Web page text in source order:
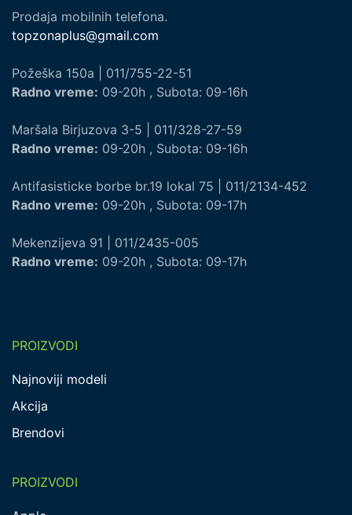
Prodaja mobilnih telefona.
topzonaplus@gmail.com
Požeška 150a | 011/755-22-51
Radno vreme: 09-20h , Subota: 09-16h
Maršala Birjuzova 3-5 | 011/328-27-59
Radno vreme: 09-20h , Subota: 09-16h
Antifasisticke borbe br.19 lokal 75 | 011/2134-452
Radno vreme: 09-20h , Subota: 09-17h
Mekenzijeva 91 | 011/2435-005
Radno vreme: 09-20h , Subota: 09-17h
PROIZVODI
Najnoviji modeli
Akcija
Brendovi
PROIZVODI